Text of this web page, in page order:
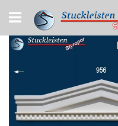
to
Content